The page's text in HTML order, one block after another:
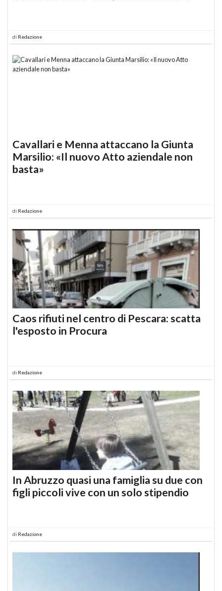
di Redazione
Cavallari e Menna attaccano la Giunta
Marsilio: «Il nuovo Atto aziendale non
basta»
di Redazione
Caos rifiuti nel centro di Pescara: scatta
l'esposto in Procura
di Redazione
In Abruzzo quasi una famiglia su due con
figli piccoli vive con un solo stipendio
di Redazione